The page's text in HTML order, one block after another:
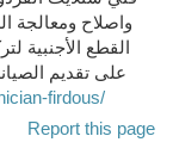
واصلاح ومعالجة
القطع الأجنبية
على تقديم
firdous/
Report this page